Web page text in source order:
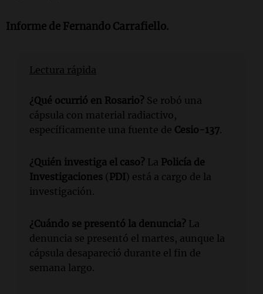
Informe de Fernando Carrafiello.
Lectura rápida
¿Qué ocurrió en Rosario? Se robó una
cápsula con material radiactivo,
específicamente una fuente de Cesio-137.
¿Quién investiga el caso? La Policía de
Investigaciones (PDI) está a cargo de la
investigación.
¿Cuándo se presentó la denuncia? La
denuncia se presentó el martes, aunque la
cápsula desapareció durante el fin de
semana largo.